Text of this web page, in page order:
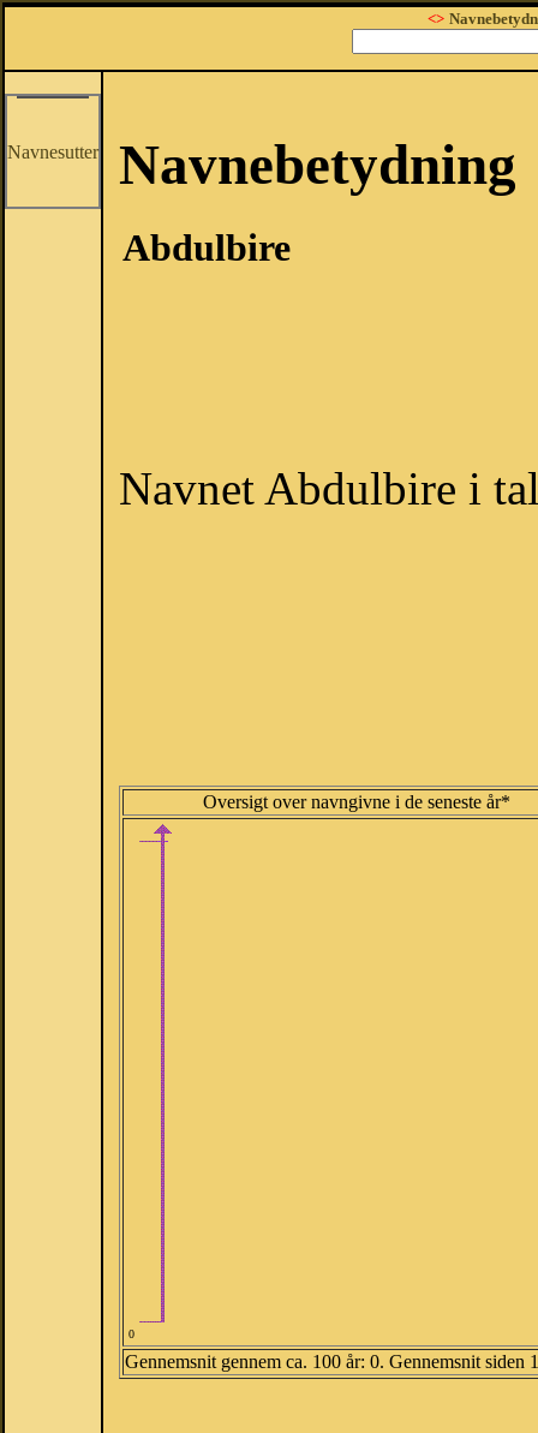
<>
Navnesutter Navnebetydning
Abdulbire
Navnet Abdulbire i
Oversigt over navngivne i de seneste år*
0
Gennemsnit gennem ca. 100 år: 0. Gennemsnit siden